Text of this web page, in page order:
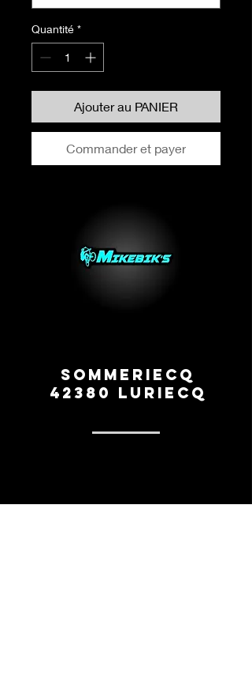
Quantité *
Ajouter au PANIER
Commander et payer
Sommeriecq
42380 Luriecq